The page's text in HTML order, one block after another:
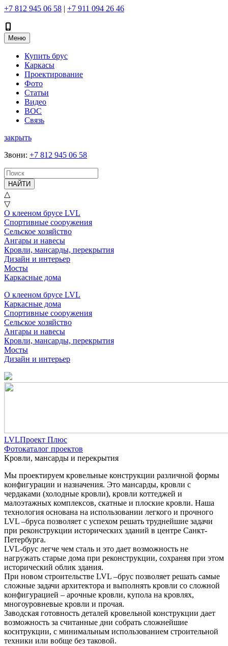
+7 812 945 06 58 | +7 911 094 26 46
Меню
Купить брус
Каркасы
Проектирование
Фото
Статьи
Видео
ВОС
Связь
закрыть
Звони: +7 812 945 06 58
НАЙТИ
△
▽
О клееном брусе LVL
Спортивные сооружения
Сельское хозяйство
Ангары и навесы
Кровли, мансарды, перекрытия
Дизайн и интерьер
Мосты
Каркасные дома
О клееном брусе LVL
Каркасные дома
Спортивные сооружения
Сельское хозяйство
Ангары и навесы
Кровли, мансарды, перекрытия
Мосты
Дизайн и интерьер
LVLПроект Плюс
Фотокаталог проектов
Кровли, мансарды и перекрытия
Мы проектируем кровельные конструкции различной формы
конфигурации и назначения. Это мансарды, кровли с
чердаками (холодные кровли), кровли коттеджей и
малоэтажных комплексов, скатные и плоские кровли. Наша
технология основана на использовании легкого и прочного
LVL –бруса позволяет с успехом решать труднейшие задачи
при реконструкции исторических зданий в центре Санкт-
Петербурга.
LVL-брус легче чем сталь и это дает возможность не
нагружать старые дома при реконструкции, сохраняя при этом
исторический облик здания.
При новом строительстве LVL –брус позволяет решать самые
сложные задачи архитектора и выполнять кровли со сложной
конфигурацией – арочные кровли, купола на кровлях,
многоуровневые кровли и прочая.
Заводская готовность деталей кровельной конструкции дает
возможность за считанные дни собрать сложнейшие
коснтрукции, с минимальным использованием строительной
техники или вобще без таковой.